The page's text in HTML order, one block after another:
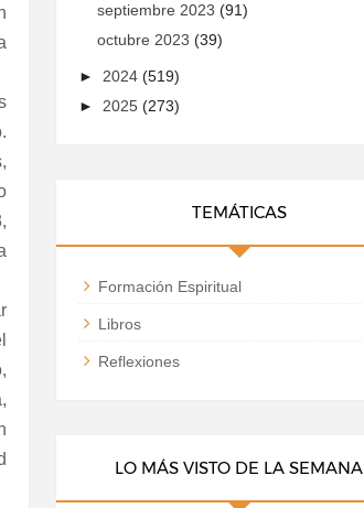
septiembre 2023 (91)
octubre 2023 (39)
► 2024 (519)
► 2025 (273)
TEMÁTICAS
Formación Espiritual
Libros
Reflexiones
LO MÁS VISTO DE LA SEMANA